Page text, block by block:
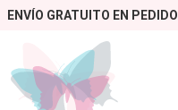
ENVÍO GRATUITO EN